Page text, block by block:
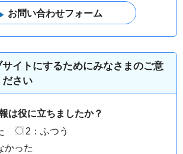
イトにするためにみなさまのご意
ださい
は役に立ちましたか？
2：ふつう
かった